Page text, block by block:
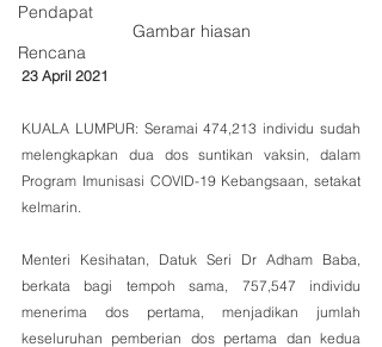
Pendapat
Rencana
Gambar hiasan
23 April 2021
KUALA LUMPUR: Seramai 474,213 individu sudah
melengkapkan dua dos suntikan vaksin, dalam
Program Imunisasi COVID-19 Kebangsaan, setakat
kelmarin.
Menteri Kesihatan, Datuk Seri Dr Adham Baba,
berkata bagi tempoh sama, 757,547 individu
menerima dos pertama, menjadikan jumlah
keseluruhan pemberian dos pertama dan kedua